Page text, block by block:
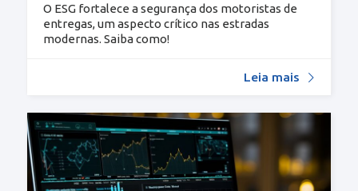
O ESG fortalece a segurança dos motoristas de
entregas, um aspecto crítico nas estradas
modernas. Saiba como!
Leia mais